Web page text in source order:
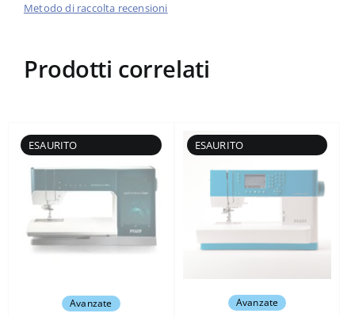
Metodo di raccolta recensioni
Prodotti correlati
Avanzate Avanzate